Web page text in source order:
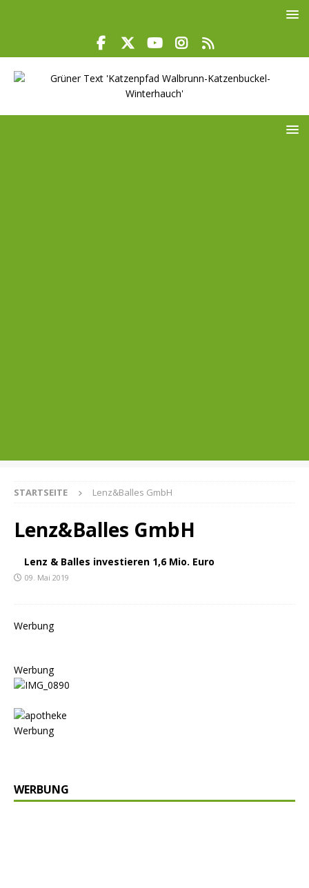
STARTSEITE Lenz&Balles GmbH
Lenz&Balles GmbH
Lenz & Balles investieren 1,6 Mio. Euro
09. Mai 2019
Werbung
Werbung
Werbung
WERBUNG